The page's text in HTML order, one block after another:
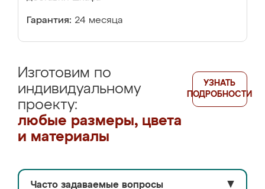
Гарантия: 24 месяца
Изготовим по
индивидуальному
проекту:
любые размеры, цвета
и материалы
УЗНАТЬ
ПОДРОБНОСТИ
Часто задаваемые вопросы ▼